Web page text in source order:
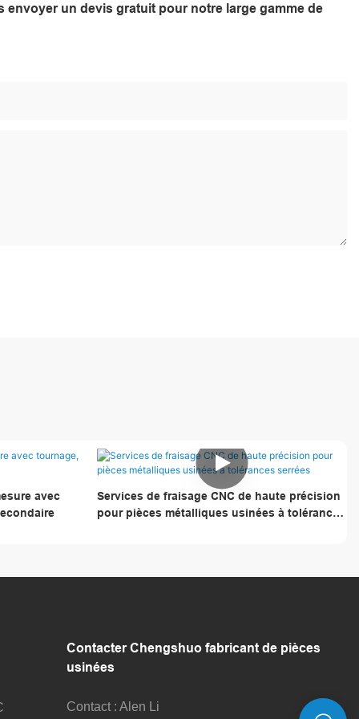
un devis gratuit pour notre large gamme de
avec
Services de fraisage CNC de haute précision
pour pièces métalliques usinées à tolérances
Contacter Chengshuo fabricant de pièces
usinées
Contact : Alen Li